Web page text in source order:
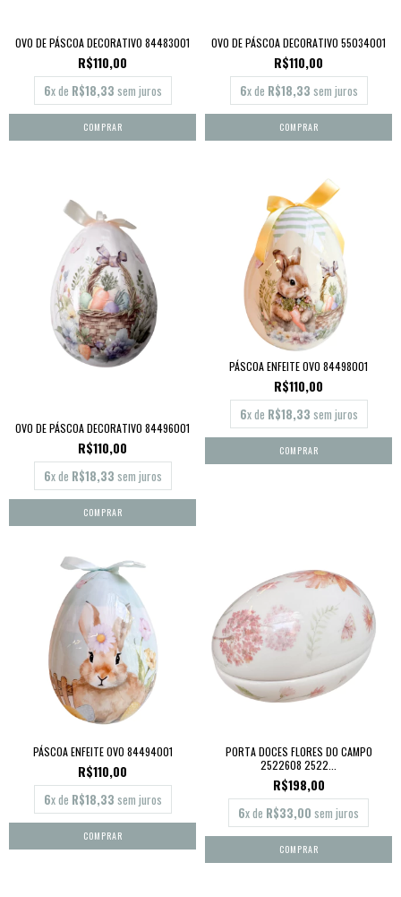
OVO DE PÁSCOA DECORATIVO 84483001
R$110,00
6x de R$18,33 sem juros
OVO DE PÁSCOA DECORATIVO 55034001
R$110,00
6x de R$18,33 sem juros
OVO DE PÁSCOA DECORATIVO 84496001
R$110,00
6x de R$18,33 sem juros
PÁSCOA ENFEITE OVO 84498001
R$110,00
6x de R$18,33 sem juros
PÁSCOA ENFEITE OVO 84494001
R$110,00
6x de R$18,33 sem juros
PORTA DOCES FLORES DO CAMPO
2522608 2522...
R$198,00
6x de R$33,00 sem juros